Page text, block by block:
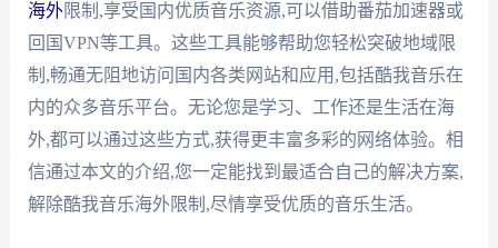
海外限制,享受国内优质音乐资源,可以借助番茄加速器或
回国VPN等工具。这些工具能够帮助您轻松突破地域限
制,畅通无阻地访问国内各类网站和应用,包括酷我音乐在
内的众多音乐平台。无论您是学习、工作还是生活在海
外,都可以通过这些方式,获得更丰富多彩的网络体验。相
信通过本文的介绍,您一定能找到最适合自己的解决方案,
解除酷我音乐海外限制,尽情享受优质的音乐生活。